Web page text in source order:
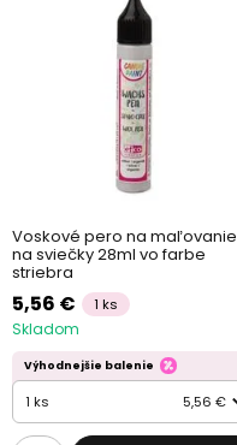
Voskové pero na maľovanie
na sviečky 28ml vo farbe
striebra
5,56 € 1 ks
Skladom
Výhodnejšie balenie
1 ks 5,56 €